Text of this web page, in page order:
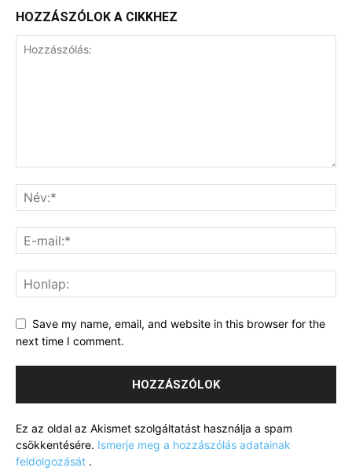
HOZZÁSZÓLOK A CIKKHEZ
Save my name, email, and website in this browser for the
next time I comment.
Ez az oldal az Akismet szolgáltatást használja a spam
csökkentésére. Ismerje meg a hozzászólás adatainak
feldolgozását .